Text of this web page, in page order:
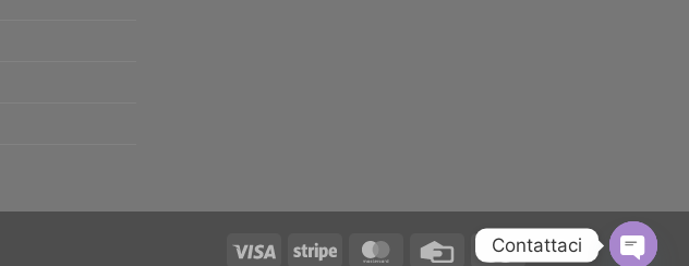
Visa Stripe MasterCardCredit
Maestro
Contattaci